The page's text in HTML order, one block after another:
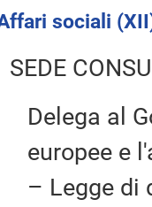
sociali
SEDE
Delega al
europee e
– Legge di